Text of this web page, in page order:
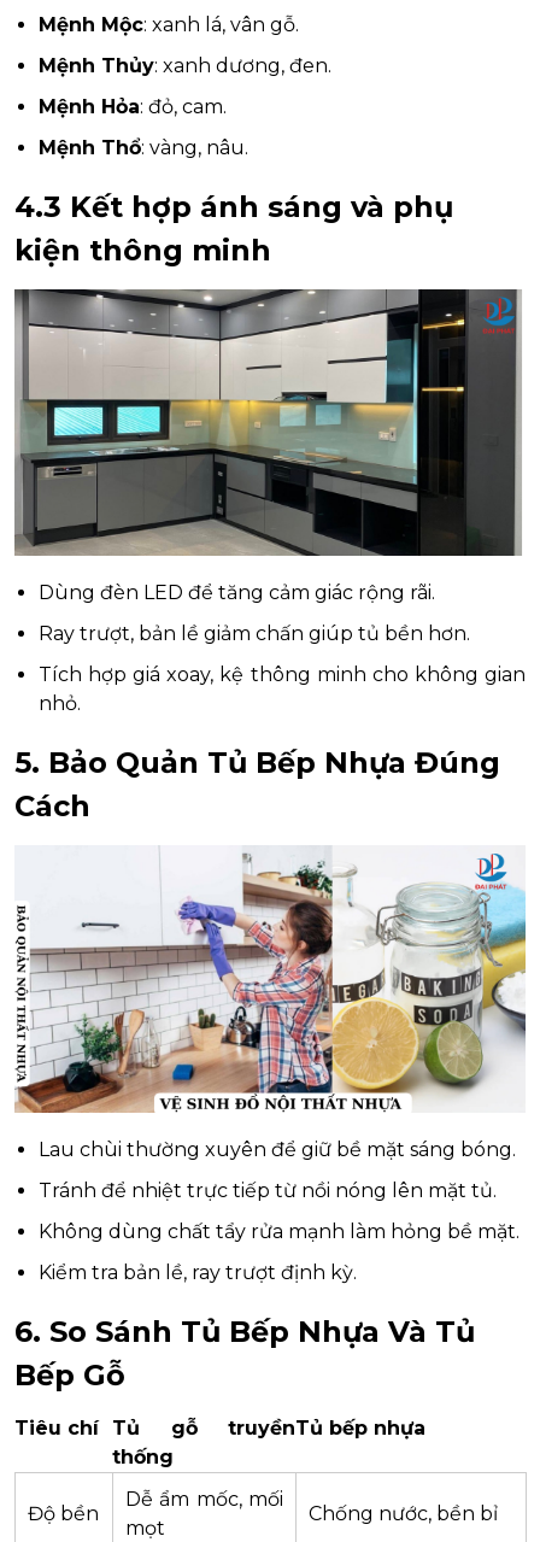
Mệnh Mộc: xanh lá, vân gỗ.
Mệnh Thủy: xanh dương, đen.
Mệnh Hỏa: đỏ, cam.
Mệnh Thổ: vàng, nâu.
4.3 Kết hợp ánh sáng và phụ
kiện thông minh
Dùng đèn LED để tăng cảm giác rộng rãi.
Ray trượt, bản lề giảm chấn giúp tủ bền hơn.
Tích hợp giá xoay, kệ thông minh cho không gian
nhỏ.
5. Bảo Quản Tủ Bếp Nhựa Đúng
Cách
Lau chùi thường xuyên để giữ bề mặt sáng bóng.
Tránh để nhiệt trực tiếp từ nồi nóng lên mặt tủ.
Không dùng chất tẩy rửa mạnh làm hỏng bề mặt.
Kiểm tra bản lề, ray trượt định kỳ.
6. So Sánh Tủ Bếp Nhựa Và Tủ
Bếp Gỗ
Tiêu chí
Tủ gỗ truyền
thống
Tủ bếp nhựa
Độ bền
Dễ ẩm mốc, mối
mọt
Chống nước, bền bỉ